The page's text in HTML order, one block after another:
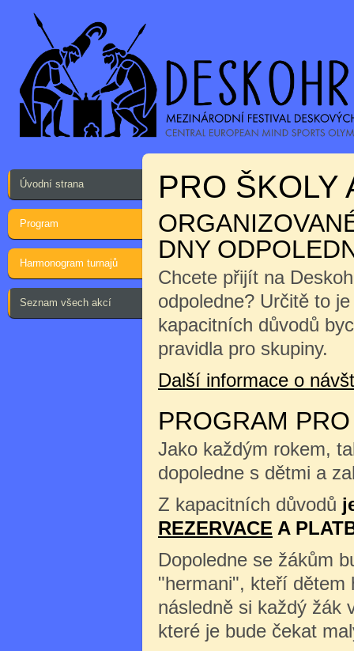
Úvodní strana
Program
Harmonogram turnajů
Seznam všech akcí
PRO ŠKOLY
DNY
Chcete přijít na
odpoledne? Určitě to
kapacitních důvodů
pravidla pro skupiny.
Další informace o
PROGRAM
Jako každým rokem,
dopoledne s dětmi a
Z kapacitních důvodů
REZERVACE A
Dopoledne se žákům
"hermani", kteří dětem
následně si každý žák
které je bude čekat